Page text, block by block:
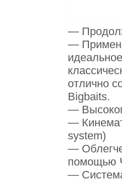
—
—
отлично
Bigbaits.
—
—
system)
—
помощью
—